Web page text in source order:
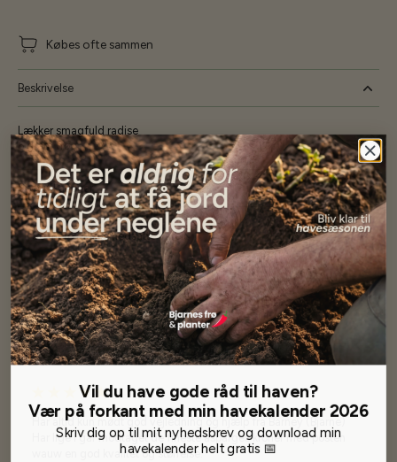
Købes ofte sammen
Beskrivelse
Lækker smagfuld radise
6 gram frø
Specifikationer
Se mere af Ikke nedsatte varer.
Vores kundersiger...
Har altid kun mødt god vejledning og hjælp fra Barney (Bjarne)
Har lige i går modtaget de fineste asparges kroner med posten
wauw en god kvalitet og størrelse.
Vil du have gode råd til haven?
Vær på forkant med min havekalender 2026
Skriv dig op til mit nyhedsbrev og download min
havekalender helt gratis 📅